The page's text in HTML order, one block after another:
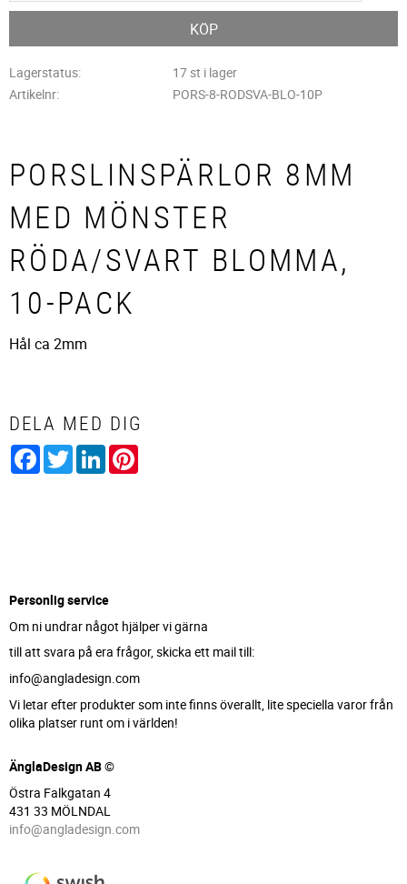
KÖP
Lagerstatus
17 st i lager
Artikelnr
PORS-8-RODSVA-BLO-10P
PORSLINSPÄRLOR 8MM
MED MÖNSTER
RÖDA/SVART BLOMMA,
10-PACK
Hål ca 2mm
DELA MED DIG
Facebook
TwitterLinkedIn
Personlig service
Om ni undrar något hjälper vi gärna
till att svara på era frågor, skicka ett mail till:
info@angladesign.com
Vi letar efter produkter som inte finns överallt, lite speciella varor från
olika platser runt om i världen!
ÄnglaDesign AB ©
Östra Falkgatan 4
431 33 MÖLNDAL
info@angladesign.com